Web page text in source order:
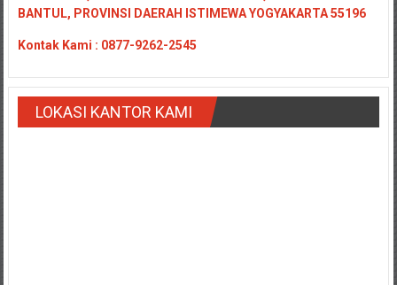
BANTUL, PROVINSI DAERAH ISTIMEWA YOGYAKARTA 55196
Kontak Kami : 0877-9262-2545
LOKASI KANTOR KAMI